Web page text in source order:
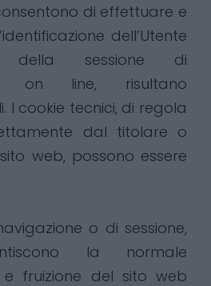
di effettuare e
dell’Utente
della sessione di
on line, risultano
I cookie tecnici, di regola
dal titolare o
web, possono essere
o di sessione,
la normale
e fruizione del sito web